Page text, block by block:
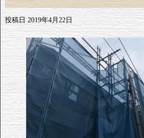
投稿日 2019年4月22日